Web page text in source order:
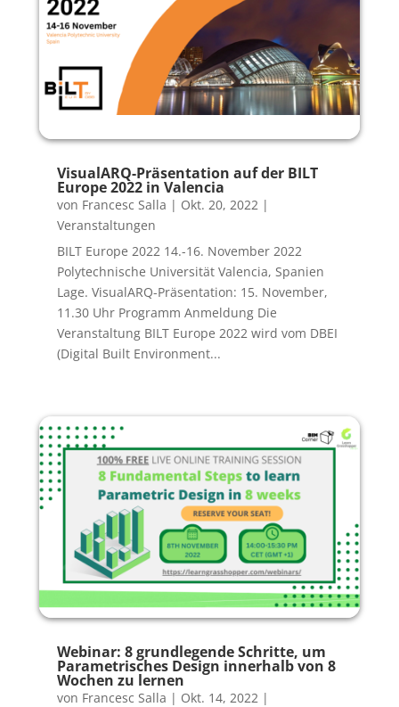
VisualARQ-Präsentation auf der BILT
Europe 2022 in Valencia
von Francesc Salla | Okt. 20, 2022|
Veranstaltungen
BILT Europe 2022 14.-16. November 2022
Polytechnische Universität Valencia, Spanien
Lage. VisualARQ-Präsentation: 15. November,
11.30 Uhr Programm Anmeldung Die
Veranstaltung BILT Europe 2022 wird vom DBEI
(Digital Built Environment...
Webinar: 8 grundlegende Schritte, um
Parametrisches Design innerhalb von 8
Wochen zu lernen
von Francesc Salla | Okt. 14, 2022 |